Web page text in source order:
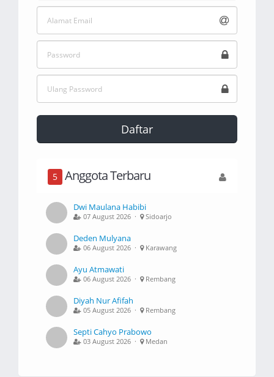
Daftar
5 Anggota Terbaru
Dwi Maulana Habibi
07 August 2026 · Sidoarjo
Deden Mulyana
06 August 2026 · Karawang
Ayu Atmawati
06 August 2026 · Rembang
Diyah Nur Afifah
05 August 2026 · Rembang
Septi Cahyo Prabowo
03 August 2026 · Medan